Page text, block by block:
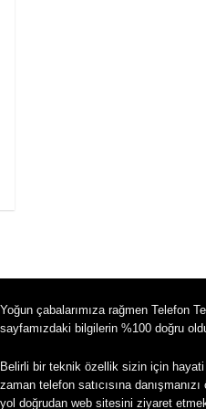
Yoğun çabalarımıza rağmen Telefon
sayfamızdaki bilgilerin %100 doğru
Belirli bir teknik özellik sizin için
zaman telefon satıcısına
yol doğrudan web sitesini ziyaret